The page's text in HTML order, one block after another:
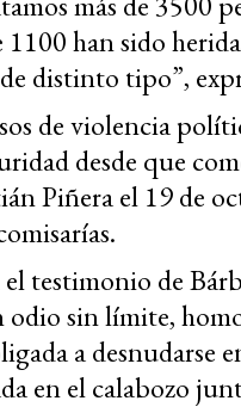
1100 han sido
distinto tipo”,
de violencia
desde que
Piñera el 19 de
testimonio de
odio sin límite,
a desnudarse
en el calabozo